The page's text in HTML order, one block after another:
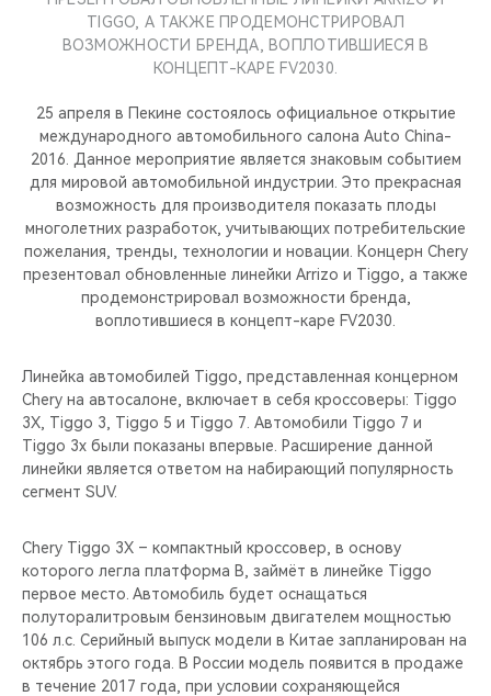
НОВИНКИ
БЛАГОТВОРИТЕЛЬНОСТЬ
CHERY И СПОРТ
НАШИ МЕРОПРИЯТИЯ
ВИДЕООБЗОРЫ
CHERY ДЛЯ ДЕТЕЙ
TIGGO, А ТАКЖЕ ПРОДЕМОНСТРИРОВАЛ
ВОЗМОЖНОСТИ БРЕНДА, ВОПЛОТИВШИЕСЯ В
КОНЦЕПТ-КАРЕ FV2030.
25 апреля в Пекине состоялось официальное открытие
международного автомобильного салона Auto China-
2016. Данное мероприятие является знаковым событием
для мировой автомобильной индустрии. Это прекрасная
возможность для производителя показать плоды
многолетних разработок, учитывающих потребительские
пожелания, тренды, технологии и новации. Концерн Chery
презентовал обновленные линейки Arrizo и Tiggo, а также
продемонстрировал возможности бренда,
воплотившиеся в концепт-каре FV2030.
Линейка автомобилей Tiggo, представленная концерном
Chery на автосалоне, включает в себя кроссоверы: Tiggo
3X, Tiggo 3, Tiggo 5 и Tiggo 7. Автомобили Tiggo 7 и
Tiggo 3x были показаны впервые. Расширение данной
линейки является ответом на набирающий популярность
сегмент SUV.
Chery Tiggo 3X – компактный кроссовер, в основу
которого легла платформа B, займёт в линейке Tiggo
первое место. Автомобиль будет оснащаться
полуторалитровым бензиновым двигателем мощностью
106 л.с. Серийный выпуск модели в Китае запланирован на
октябрь этого года. В России модель появится в продаже
в течение 2017 года, при условии сохраняющейся